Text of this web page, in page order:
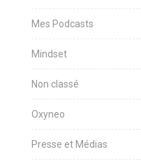
Mes Podcasts
Mindset
Non classé
Oxyneo
Presse et Médias